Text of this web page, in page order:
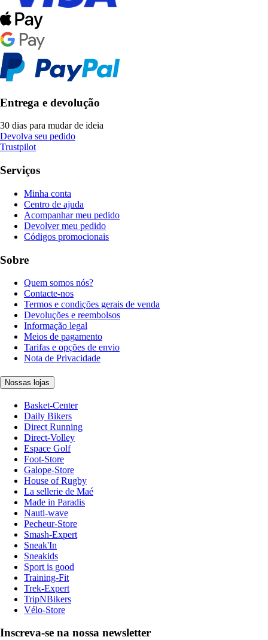
Entrega e devolução
30 dias para mudar de ideia
Devolva seu pedido
Trustpilot
Serviços
Minha conta
Centro de ajuda
Acompanhar meu pedido
Devolver meu pedido
Códigos promocionais
Sobre
Quem somos nós?
Contacte-nos
Termos e condições gerais de venda
Devoluções e reembolsos
Informação legal
Meios de pagamento
Tarifas e opções de envio
Nota de Privacidade
Nossas lojas
Basket-Center
Daily Bikers
Direct Running
Direct-Volley
Espace Golf
Foot-Store
Galope-Store
House of Rugby
La sellerie de Maé
Made in Paradis
Nauti-wave
Pecheur-Store
Smash-Expert
Sneak'In
Sneakids
Sport is good
Training-Fit
Trek-Expert
TripNBikers
Vélo-Store
Inscreva-se na nossa newsletter